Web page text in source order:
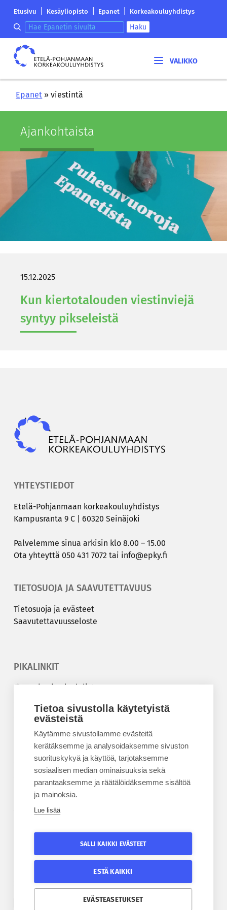
Tietoa sivustolla käytetyistä
evästeistä
Käytämme sivustollamme evästeitä
kerätäksemme ja analysoidaksemme sivuston
suorituskykyä ja käyttöä, tarjotaksemme
sosiaalisen median ominaisuuksia sekä
parantaaksemme ja räätälöidäksemme sisältöä
ja mainoksia.
Lue lisää
SALLI KAIKKI EVÄSTEET
ESTÄ KAIKKI
EVÄSTEASETUKSET
Etelä-
korkeakouluyhdistyksen
saapumissivu
Etusivu Kesäyliopisto Epanet Korkeakouluyhdistys
Hae epanetin sivulta Haku
Etelä-
Pohjanmaan
Epanet »viestintä
Ajan­koh­tais­ta
15.12.2025
Kun kier­to­ta­lou­den vies­tin­vie­jä
syn­tyy pik­se­leis­tä
YHTEYSTIEDOT
Etelä-​Pohjanmaan kor­kea­kou­lu­yh­dis­tys
Kam­pus­ran­ta 9 C | 60320 Sei­nä­jo­ki
Pal­ve­lem­me sinua ar­ki­sin klo 8.00 – 15.00
Ota yh­teyt­tä 050 431 7072 tai info@epky.fi
TIETOSUOJA JA SAAVUTETTAVUUS
Tie­to­suo­ja ja eväs­teet
Saa­vu­tet­ta­vuus­se­los­te
PIKALINKIT
Korkeakouluyhdistys
Kesäyliopisto
Epanet
BLOGIT
Kesäyliopiston blogi
TILAA UUTISKIRJE
Tilaa kesäyliopiston uutiskirje
Tilaa Epanetin uutiskirje
SEURAA KESÄYLIOPISTOA
Etelä-Pohjanmaan kesäyliopiston Facebook
SEURAA EPANETIA
Epanetin Twitter